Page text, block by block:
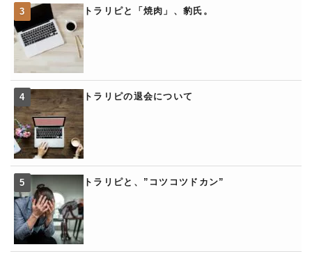
トラリピと「焼肉」、豹氏。
トラリピの退会について
トラリピと、”コツコツドカン”